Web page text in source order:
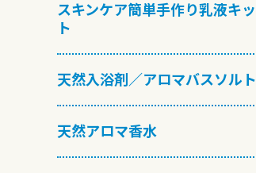
スキンケア簡単手作り乳液キッ
ト
天然入浴剤／アロマバスソルト
天然アロマ香水